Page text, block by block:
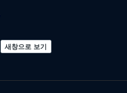
새창으로 보기